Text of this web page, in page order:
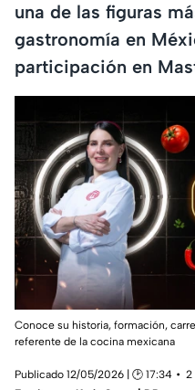
una de las figuras
gastronomía en
participación en
Conoce su historia, formación,
referente de la cocina mexicana
Publicado 12/05/2026 | 🕑 17:34
2